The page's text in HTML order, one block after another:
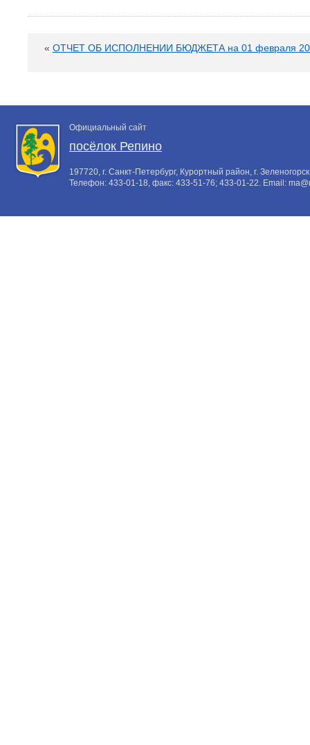
« ОТЧЕТ ОБ ИСПОЛНЕНИИ БЮДЖЕТА на 01 февраля
Официальный сайт
посёлок Репино
197720, г. Санкт-Петербург, Курортный район, г.
Телефон: 433-01-18, факс: 433-51-76; 433-01-22. Email: